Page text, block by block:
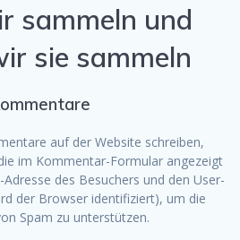
sammeln und
sie sammeln
auf der Website schreiben,
im Kommentar-Formular angezeigt
des Besuchers und den User-
der Browser identifiziert), um die
Spam zu unterstützen.